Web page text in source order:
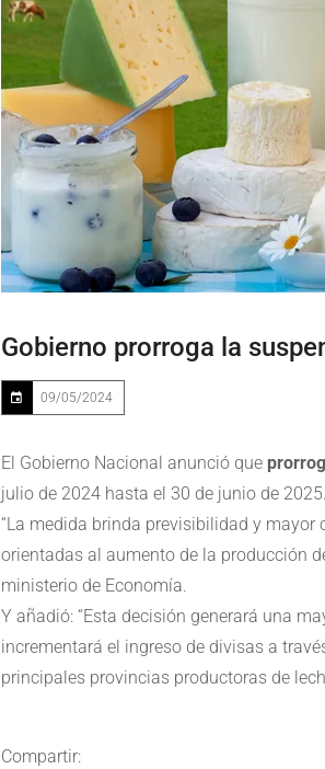
Gobierno prorroga la
09/05/2024
El Gobierno Nacional anunció que
julio de 2024 hasta el 30 de junio de 2025.
“La medida brinda previsibilidad y
orientadas al aumento de la producción
ministerio de Economía.
Y añadió: “Esta decisión generará una
incrementará el ingreso de divisas a
principales provincias productoras de
Compartir: